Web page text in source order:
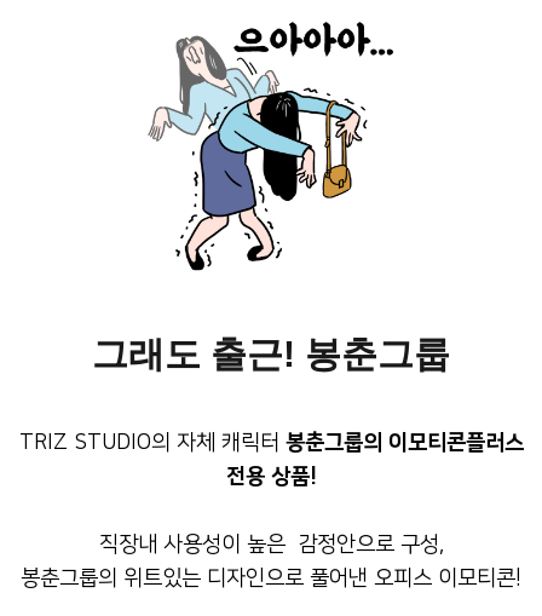
그래도 출근! 봉춘그룹
TRIZ STUDIO의 자체 캐릭터 봉춘그룹의 이모티콘플러스
전용 상품!
직장내 사용성이 높은 감정안으로 구성,
봉춘그룹의 위트있는 디자인으로 풀어낸 오피스 이모티콘!